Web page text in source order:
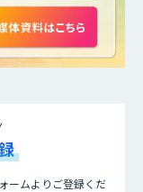
ームよりご登録くだ